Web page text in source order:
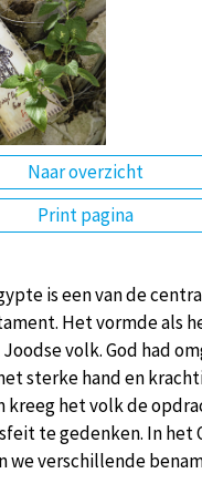
Naar overzicht
Print pagina
is een van de
Het vormde als
volk. God had
sterke hand en
kreeg het volk de
te gedenken. In het
we verschillende
DE EN